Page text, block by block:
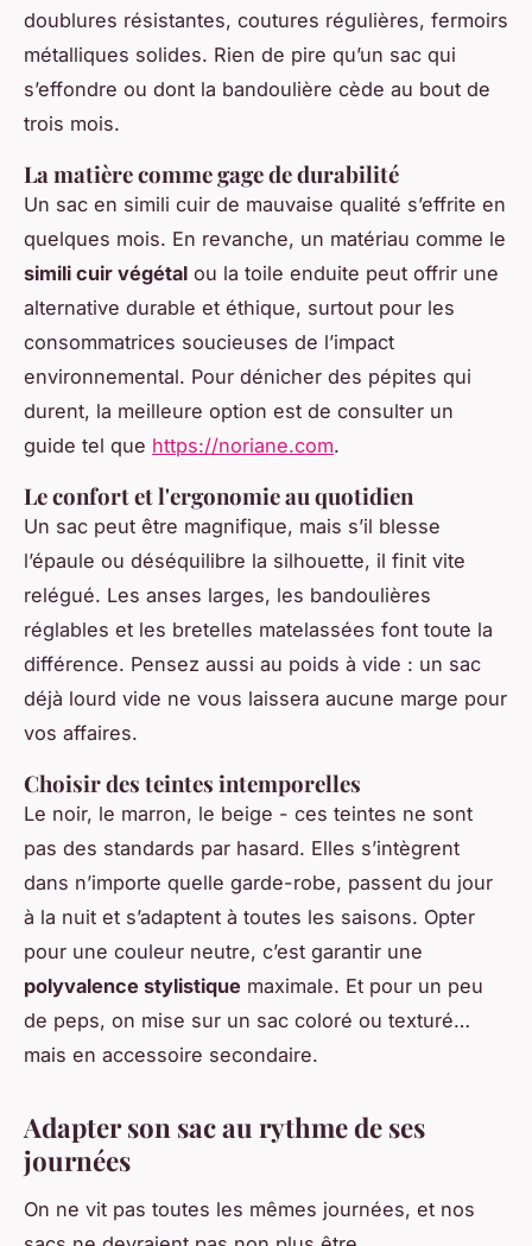
doublures résistantes, coutures régulières, fermoirs
métalliques solides. Rien de pire qu’un sac qui
s’effondre ou dont la bandoulière cède au bout de
trois mois.
La matière comme gage de durabilité
Un sac en simili cuir de mauvaise qualité s’effrite en
quelques mois. En revanche, un matériau comme le
simili cuir végétal ou la toile enduite peut offrir une
alternative durable et éthique, surtout pour les
consommatrices soucieuses de l’impact
environnemental. Pour dénicher des pépites qui
durent, la meilleure option est de consulter un
guide tel que https://noriane.com.
Le confort et l'ergonomie au quotidien
Un sac peut être magnifique, mais s’il blesse
l’épaule ou déséquilibre la silhouette, il finit vite
relégué. Les anses larges, les bandoulières
réglables et les bretelles matelassées font toute la
différence. Pensez aussi au poids à vide : un sac
déjà lourd vide ne vous laissera aucune marge pour
vos affaires.
Choisir des teintes intemporelles
Le noir, le marron, le beige - ces teintes ne sont
pas des standards par hasard. Elles s’intègrent
dans n’importe quelle garde-robe, passent du jour
à la nuit et s’adaptent à toutes les saisons. Opter
pour une couleur neutre, c’est garantir une
polyvalence stylistique maximale. Et pour un peu
de peps, on mise sur un sac coloré ou texturé…
mais en accessoire secondaire.
Adapter son sac au rythme de ses
journées
On ne vit pas toutes les mêmes journées, et nos